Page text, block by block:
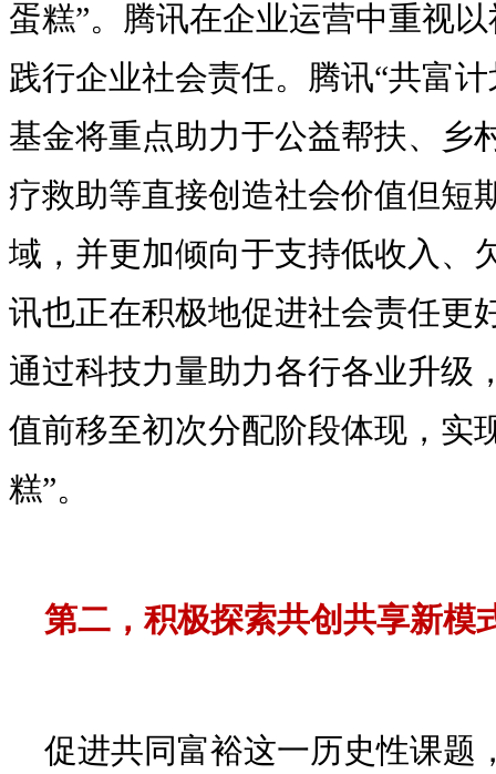
蛋糕”。腾讯在企业运营中重视
践行企业社会责任。腾讯“共富
基金将重点助力于公益帮扶、乡
疗救助等直接创造社会价值但短
域，并更加倾向于支持低收入、
讯也正在积极地促进社会责任更
通过科技力量助力各行各业升级
值前移至初次分配阶段体现，实
糕”。
第二，积极探索共创共享新模
促进共同富裕这一历史性课题